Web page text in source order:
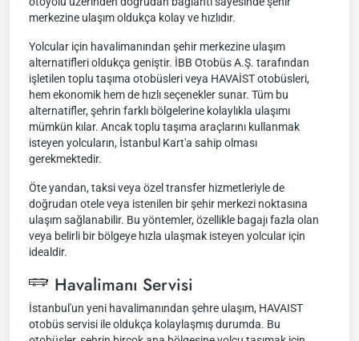
merkezine ulaşım oldukça kolay ve hızlıdır.
Yolcular için havalimanından şehir merkezine ulaşım
alternatifleri oldukça geniştir. İBB Otobüs A.Ş. tarafından
işletilen toplu taşıma otobüsleri veya HAVAİST otobüsleri,
hem ekonomik hem de hızlı seçenekler sunar. Tüm bu
alternatifler, şehrin farklı bölgelerine kolaylıkla ulaşımı
mümkün kılar. Ancak toplu taşıma araçlarını kullanmak
isteyen yolcuların, İstanbul Kart'a sahip olması
gerekmektedir.
Öte yandan, taksi veya özel transfer hizmetleriyle de
doğrudan otele veya istenilen bir şehir merkezi noktasına
ulaşım sağlanabilir. Bu yöntemler, özellikle bagajı fazla olan
veya belirli bir bölgeye hızla ulaşmak isteyen yolcular için
idealdir.
Havalimanı Servisi
İstanbul'un yeni havalimanından şehre ulaşım, HAVAIST
otobüs servisi ile oldukça kolaylaşmış durumda. Bu